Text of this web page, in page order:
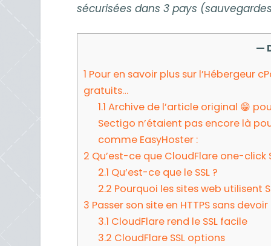
sécurisées dans 3 pays
—
1 Pour en savoir plus sur l’Hébergeur
gratuits…
1.1 Archive de l’article original 😁
Sectigo n’étaient pas encore là
comme EasyHoster :
2 Qu’est-ce que CloudFlare one-click
2.1 Qu’est-ce que le SSL ?
2.2 Pourquoi les sites web utilisent
3 Passer son site en HTTPS sans
3.1 CloudFlare rend le SSL facile
3.2 CloudFlare SSL options